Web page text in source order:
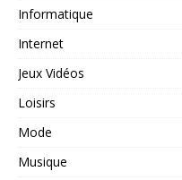
Informatique
Internet
Jeux Vidéos
Loisirs
Mode
Musique